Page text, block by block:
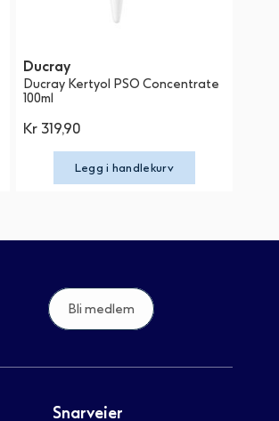
Ducray
Ducray Kertyol PSO Concentrate
100ml
Kr 319,90
Legg i handlekurv
Bli medlem
Snarveier